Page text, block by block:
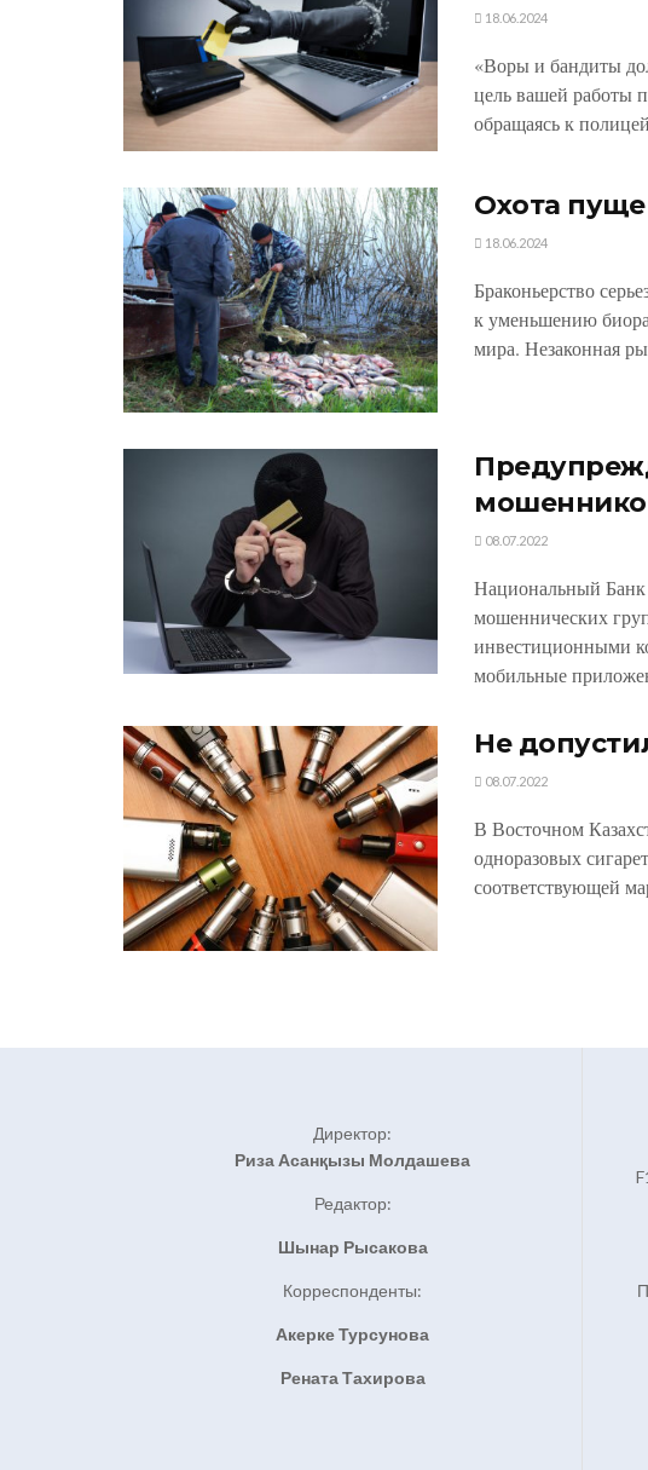
18.06.2024
«Воры и бандиты
цель вашей работы
обращаясь к
Охота
18.06.2024
Браконьерство
к уменьшению
мира. Незаконная
08.07.2022
Национальный Банк
мошеннических
инвестиционными
мобильные
Не
08.07.2022
В Восточном
одноразовых
соответствующей
Директор:
Риза Асанқызы Молдашева
Редактор:
Шынар Рысакова
Корреспонденты:
Акерке Турсунова
Рената Тахирова